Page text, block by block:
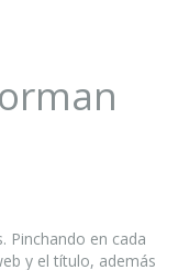
Pinchando en cada
y el título, además